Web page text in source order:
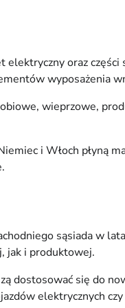
oraz
wyposażenia
wieprzowe,
i Włoch płyną
sąsiada w
jak i produktowej.
dostosować się do
elektrycznych